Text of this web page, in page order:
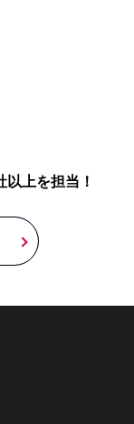
上を担当！